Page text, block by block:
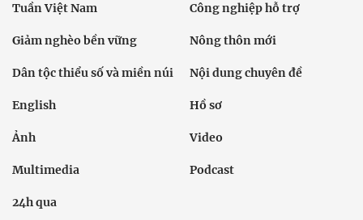
Tuần Việt Nam Công nghiệp hỗ trợ
Giảm nghèo bền vững Nông thôn mới
Dân tộc thiểu số và miền núi Nội dung chuyên đề
English Hồ sơ
Ảnh Video
Multimedia Podcast
24h qua